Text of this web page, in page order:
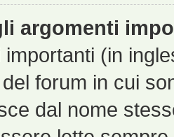
argomenti
(in
forum in cui
dal nome